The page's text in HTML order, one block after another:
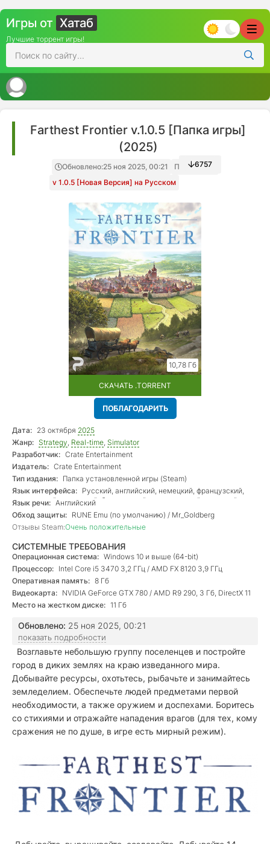
Игры от Хатаб
Лучшие торрент игры!
Farthest Frontier v.1.0.5 [Папка игры]
(2025)
Обновлено:25 ноя 2025, 00:21
Папка игры
v 1.0.5 [Новая Версия] на Русском
6757
10,78 Гб
СКАЧАТЬ .TORRENT
ПОБЛАГОДАРИТЬ
Дата: 23 октября 2025
Жанр: Strategy, Real-time, Simulator
Разработчик: Crate Entertainment
Издатель: Crate Entertainment
Тип издания: Папка установленной игры (Steam)
Язык интерфейса: Русский, английский, немецкий, французский,
итальянский, испанский, бразильский португальский, польский,
чешский, шведский, японский, корейский, китайский (два варианта)
Язык речи: Английский
Обход защиты: RUNE Emu (по умолчанию) / Mr_Goldberg
Отзывы Steam:Очень положительные
СИСТЕМНЫЕ ТРЕБОВАНИЯ
Операционная система: Windows 10 и выше (64-bit)
Процессор: Intel Core i5 3470 3,2 ГГц / AMD FX 8120 3,9 ГГц
Оперативная память: 8 Гб
Видеокарта: NVIDIA GeForce GTX 780 / AMD R9 290, 3 Гб, DirectX 11
Место на жестком диске: 11 Гб
Обновлено: 25 ноя 2025, 00:21
показать подробности
Возглавьте небольшую группу поселенцев и постройте
город в диких землях на краю изведанного мира.
Добывайте ресурсы, охотьтесь, рыбачьте и занимайтесь
земледелием. Обеспечьте людей предметами первой
необходимости, а также оружием и доспехами. Боритесь
со стихиями и отражайте нападения врагов (для тех, кому
сражения не по душе, в игре есть мирный режим).